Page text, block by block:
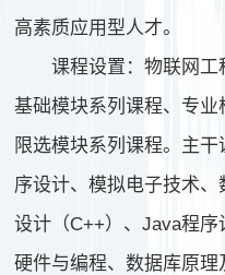
高素质应用型人才。
课程设置：物联网
基础模块系列课程、专
限选模块系列课程。主
序设计、模拟电子技术
设计（C++）、Java程
硬件与编程、数据库原